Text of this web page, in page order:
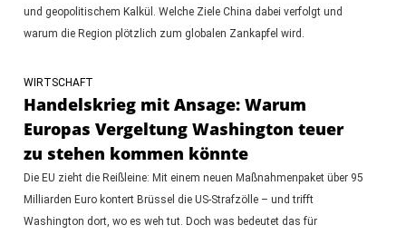
und geopolitischem Kalkül. Welche Ziele China dabei verfolgt und
warum die Region plötzlich zum globalen Zankapfel wird.
WIRTSCHAFT
Handelskrieg mit Ansage: Warum
Europas Vergeltung Washington teuer
zu stehen kommen könnte
Die EU zieht die Reißleine: Mit einem neuen Maßnahmenpaket über 95
Milliarden Euro kontert Brüssel die US-Strafzölle – und trifft
Washington dort, wo es weh tut. Doch was bedeutet das für